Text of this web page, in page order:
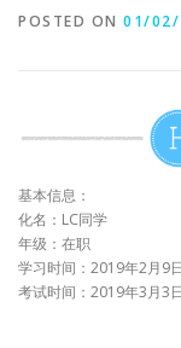
BJ北京｜OFFICE
POSTED ON 01/02/
基本信息：
化名：LC同学
年级：在职
学习时间：2019年2月9
考试时间：2019年3月3日